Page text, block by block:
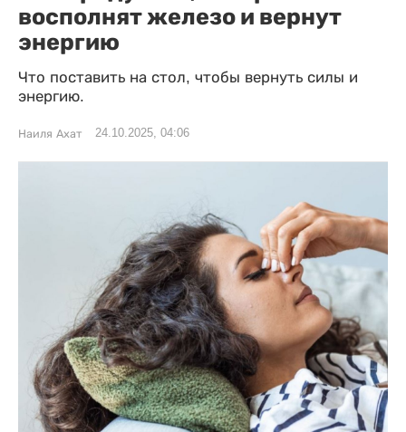
восполнят железо и вернут
энергию
Что поставить на стол, чтобы вернуть силы и
энергию.
Наиля Ахат 24.10.2025, 04:06